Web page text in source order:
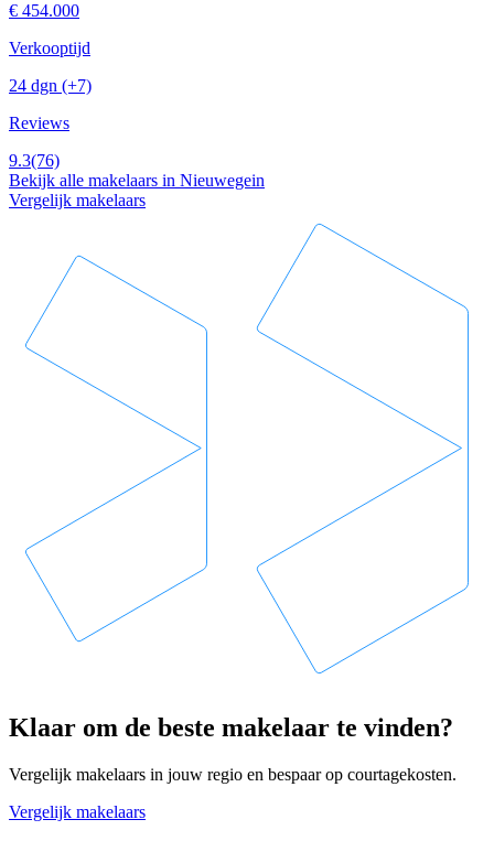
€ 454.000
Verkooptijd
24 dgn (+7)
Reviews
9.3(76)
Bekijk alle makelaars in Nieuwegein
Vergelijk makelaars
Klaar om de beste makelaar te vinden?
Vergelijk makelaars in jouw regio en bespaar op courtagekosten.
Vergelijk makelaars